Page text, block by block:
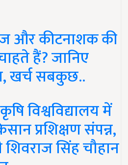
और कीटनाशक की
हैं? जानिए
खर्च सबकुछ..
विश्वविद्यालय में
प्रशिक्षण संपन्न,
शिवराज सिंह चौहान